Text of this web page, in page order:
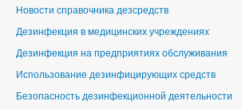
Новости справочника дезсредств
Дезинфекция в медицинских учреждениях
Дезинфекция на предприятиях обслуживания
Использование дезинфицирующих средств
Безопасность дезинфекционной деятельности